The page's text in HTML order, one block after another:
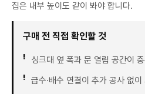
집은 내부 높이도 같이 봐야 합니다.
구매 전 직접 확인할 것
싱크대 옆 폭과 문 열림 공간이 충
급수·배수 연결이 추가 공사 없이